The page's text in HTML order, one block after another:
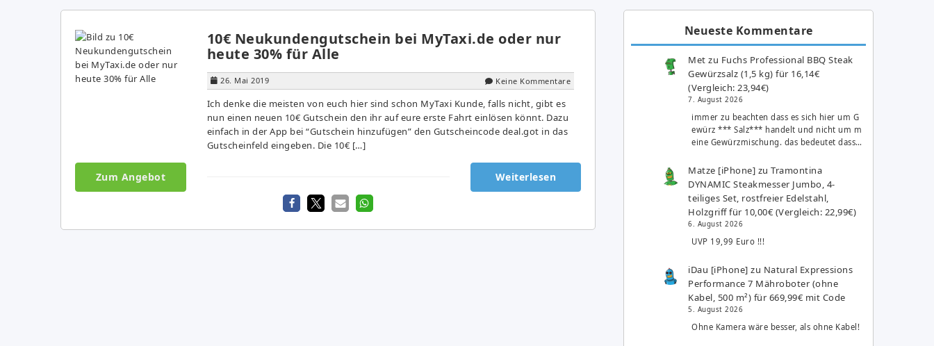
10€ Neukundengutschein bei MyTaxi.de oder nur
heute 30% für Alle
26. Mai 2019 Keine Kommentare
Ich denke die meisten von euch hier sind schon MyTaxi Kunde, falls nicht, gibt es
nun einen neuen 10€ Gutschein den ihr auf eure erste Fahrt einlösen könnt. Dazu
einfach in der App bei “Gutschein hinzufügen” den Gutscheincode deal.got in das
Gutscheinfeld eingeben. Die 10€ […]
Zum Angebot Weiterlesen
Neueste Kommentare
Met zu Fuchs Professional BBQ Steak
Gewürzsalz (1,5 kg) für 16,14€
(Vergleich: 23,94€)
7. August 2026
immer zu beachten dass es sich hier um G
ewürz *** Salz*** handelt und nicht um m
eine Gewürzmischung. das bedeutet dass…
Matze [iPhone] zuTramontina
DYNAMIC Steakmesser Jumbo, 4-
teiliges Set, rostfreier Edelstahl,
Holzgriff für 10,00€ (Vergleich: 22,99€)
6. August 2026
UVP 19,99 Euro !!!
iDau [iPhone] zu Natural Expressions
Performance 7 Mähroboter (ohne
Kabel, 500 m²) für 669,99€ mit Code
5. August 2026
Ohne Kamera wäre besser, als ohne Kabel!